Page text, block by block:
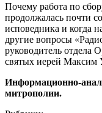
Почему работа по
продолжалась почти
исповедника и когда
другие вопросы
руководитель отдела
святых иерей Максим
Информационно-
митрополии.